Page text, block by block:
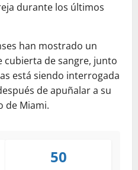
durante los últimos
han mostrado un
cubierta de sangre, junto
está siendo interrogada
de apuñalar a su
de Miami.
50